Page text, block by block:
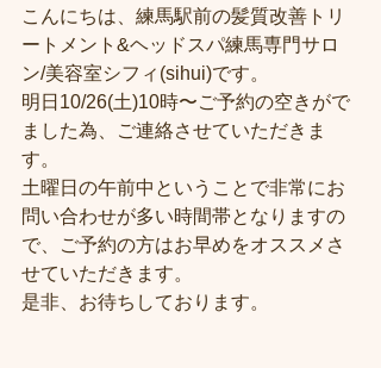
こんにちは、練馬駅前の髪質改善トリ
ートメント&ヘッドスパ練馬専門サロ
ン/美容室シフィ(sihui)です。
明日10/26(土)10時〜ご予約の空きがで
ました為、ご連絡させていただきま
す。
土曜日の午前中ということで非常にお
問い合わせが多い時間帯となりますの
で、ご予約の方はお早めをオススメさ
せていただきます。
是非、お待ちしております。